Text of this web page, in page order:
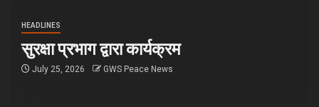
HEADLINES
सुरक्षा प्रभाग द्वारा कार्यक्रम
July 25, 2026 GWS Peace News